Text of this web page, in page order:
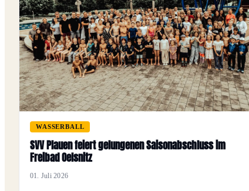
WASSERBALL
SVV Plauen feiert gelungenen Saisonabschluss im
Freibad Oelsnitz
01. Juli 2026